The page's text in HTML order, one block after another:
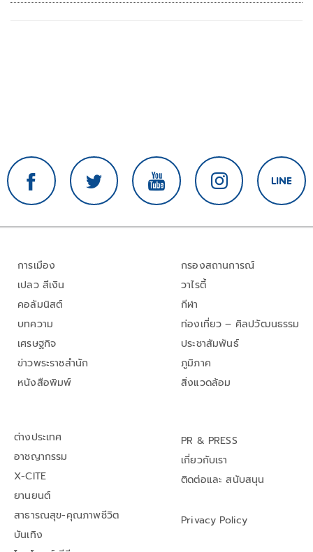
การเมือง
เปลว สีเงิน
คอลัมนิสต์
บทความ
เศรษฐกิจ
ข่าวพระราชสำนัก
หนังสือพิมพ์
กรองสถานการณ์
วาไรตี้
กีฬา
ท่องเที่ยว – ศิลปวัฒนธรรม
ประชาสัมพันธ์
ภูมิภาค
สิ่งแวดล้อม
ต่างประเทศ
อาชญากรรม
X-CITE
ยานยนต์
สาธารณสุข-คุณภาพชีวิต
บันเทิง
PR & PRESS
เกี่ยวกับเรา
ติดต่อและ สนับสนุน
Privacy Policy